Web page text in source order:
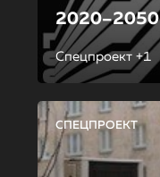
2020–2050
Спецпроект +1
СПЕЦПРОЕКТ